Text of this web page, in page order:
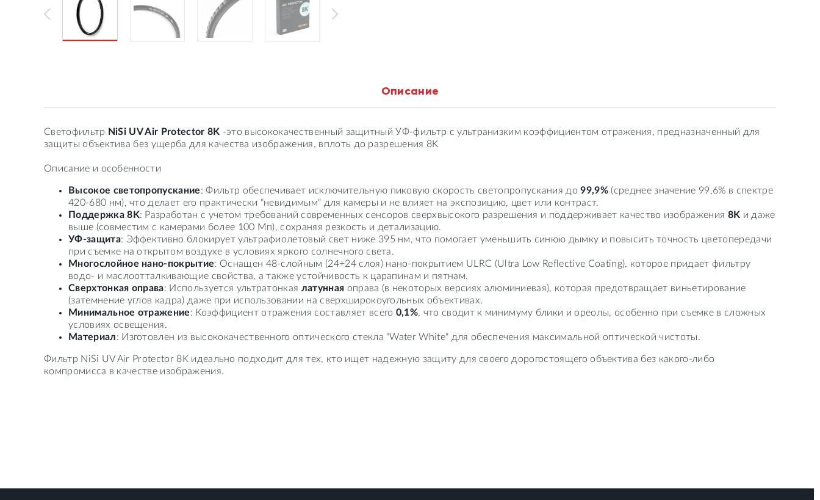
Описание
Светофильтр NiSi UV Air Protector 8K -это высококачественный защитный УФ-фильтр с ультранизким коэффициентом отражения, предназначенный для
защиты объектива без ущерба для качества изображения, вплоть до разрешения 8K
Описание и особенности
Высокое светопропускание: Фильтр обеспечивает исключительную пиковую скорость светопропускания до99,9%(среднее значение 99,6% в спектре
420-680 нм), что делает его практически "невидимым" для камеры и не влияет на экспозицию, цвет или контраст.
Поддержка 8K: Разработан с учетом требований современных сенсоров сверхвысокого разрешения и поддерживает качество изображения 8K и даже
выше (совместим с камерами более 100 Мп), сохраняя резкость и детализацию.
УФ-защита: Эффективно блокирует ультрафиолетовый свет ниже 395 нм, что помогает уменьшить синюю дымку и повысить точность цветопередачи
при съемке на открытом воздухе в условиях яркого солнечного света.
Многослойное нано-покрытие: Оснащен 48-слойным (24+24 слоя) нано-покрытием ULRC (Ultra Low Reflective Coating), которое придает фильтру
водо- и маслоотталкивающие свойства, а также устойчивость к царапинам и пятнам.
Сверхтонкая оправа: Используется ультратонкая латунная оправа (в некоторых версиях алюминиевая), которая предотвращает виньетирование
(затемнение углов кадра) даже при использовании на сверхширокоугольных объективах.
Минимальное отражение: Коэффициент отражения составляет всего 0,1%, что сводит к минимуму блики и ореолы, особенно при съемке в сложных
условиях освещения.
Материал: Изготовлен из высококачественного оптического стекла "Water White" для обеспечения максимальной оптической чистоты.
Фильтр NiSi UV Air Protector 8K идеально подходит для тех, кто ищет надежную защиту для своего дорогостоящего объектива без какого-либо
компромисса в качестве изображения.